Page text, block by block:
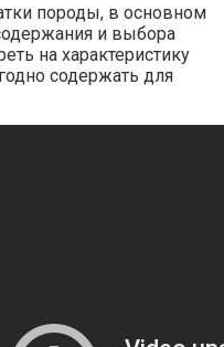
породы, в основном
и выбора
на характеристику
содержать для